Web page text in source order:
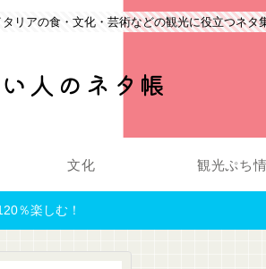
リアの食・文化・芸術などの観光に役立つネタ
人のネタ帳
文化 観光ぷち
％楽しむ！